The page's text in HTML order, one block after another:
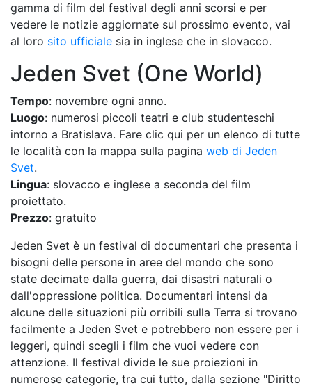
gamma di film del festival degli anni scorsi e per
vedere le notizie aggiornate sul prossimo evento, vai
al loro sito ufficiale sia in inglese che in slovacco.
Jeden Svet (One World)
Tempo: novembre ogni anno.
Luogo: numerosi piccoli teatri e club studenteschi
intorno a Bratislava. Fare clic qui per un elenco di tutte
le località con la mappa sulla pagina web di Jeden
Svet.
Lingua: slovacco e inglese a seconda del film
proiettato.
Prezzo: gratuito
Jeden Svet è un festival di documentari che presenta i
bisogni delle persone in aree del mondo che sono
state decimate dalla guerra, dai disastri naturali o
dall'oppressione politica. Documentari intensi da
alcune delle situazioni più orribili sulla Terra si trovano
facilmente a Jeden Svet e potrebbero non essere per i
leggeri, quindi scegli i film che vuoi vedere con
attenzione. Il festival divide le sue proiezioni in
numerose categorie, tra cui tutto, dalla sezione "Diritto